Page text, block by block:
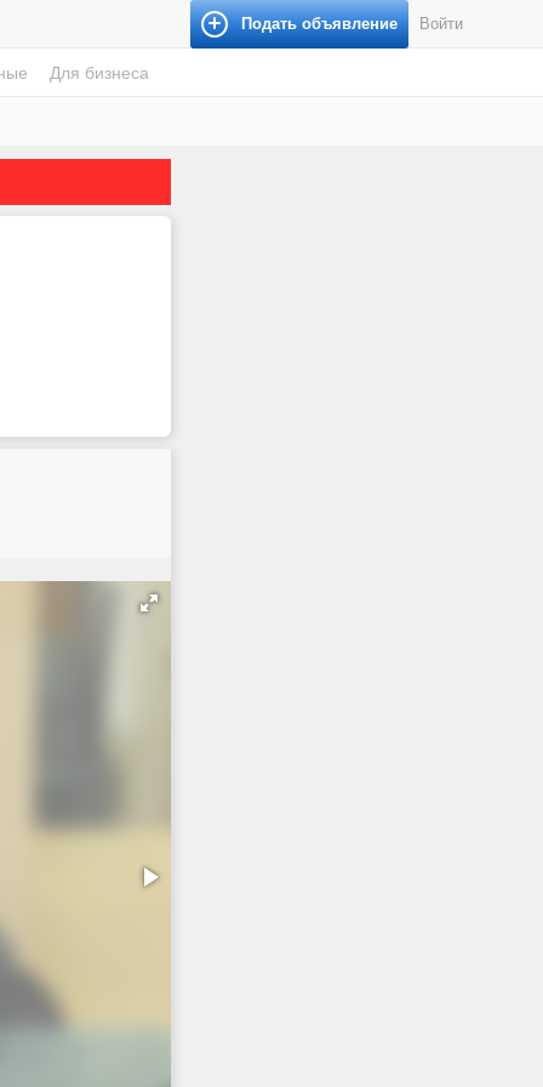
Подать объявление Войти
Для бизнеса